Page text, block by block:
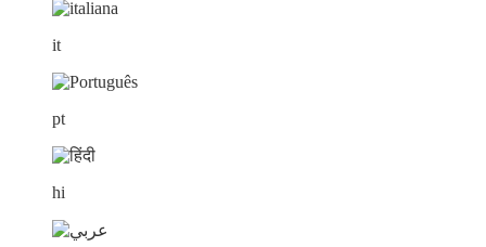
it
pt
hi